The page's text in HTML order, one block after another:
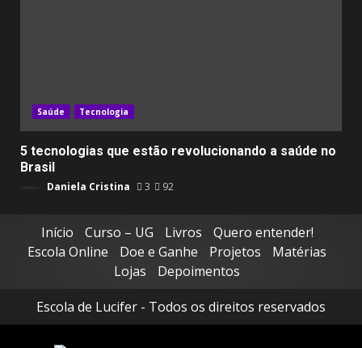
Saúde Tecnologia
5 tecnologias que estão revolucionando a saúde no
Brasil
Daniela Cristina 3 92
Início Curso – UG Livros
Quero entender!
Escola Online
Doe e Ganhe Projetos
Matérias
Lojas
Depoimentos
Escola de Lucifer - Todos os direitos reservados